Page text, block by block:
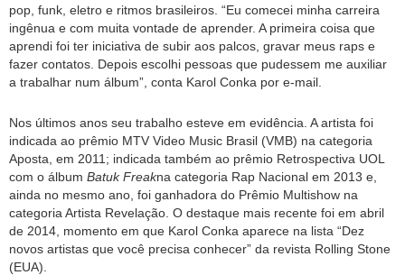
pop, funk, eletro e ritmos brasileiros. “Eu comecei minha carreira
ingênua e com muita vontade de aprender. A primeira coisa que
aprendi foi ter iniciativa de subir aos palcos, gravar meus raps e
fazer contatos. Depois escolhi pessoas que pudessem me auxiliar
a trabalhar num álbum”, conta Karol Conka por e-mail.
Nos últimos anos seu trabalho esteve em evidência. A artista foi
indicada ao prêmio MTV Video Music Brasil (VMB) na categoria
Aposta, em 2011; indicada também ao prêmio Retrospectiva UOL
com o álbum Batuk Freakna categoria Rap Nacional em 2013 e,
ainda no mesmo ano, foi ganhadora do Prêmio Multishow na
categoria Artista Revelação. O destaque mais recente foi em abril
de 2014, momento em que Karol Conka aparece na lista “Dez
novos artistas que você precisa conhecer” da revista Rolling Stone
(EUA).